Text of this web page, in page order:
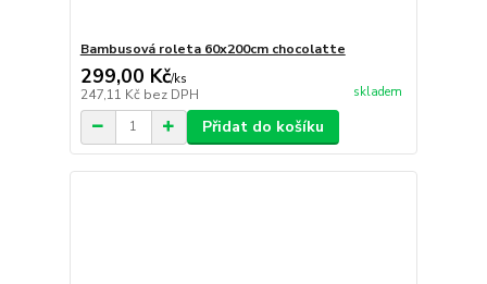
Bambusová roleta 60x200cm chocolatte
299,00 Kč/ks
247,11 Kč bez DPH skladem
Přidat do košíku